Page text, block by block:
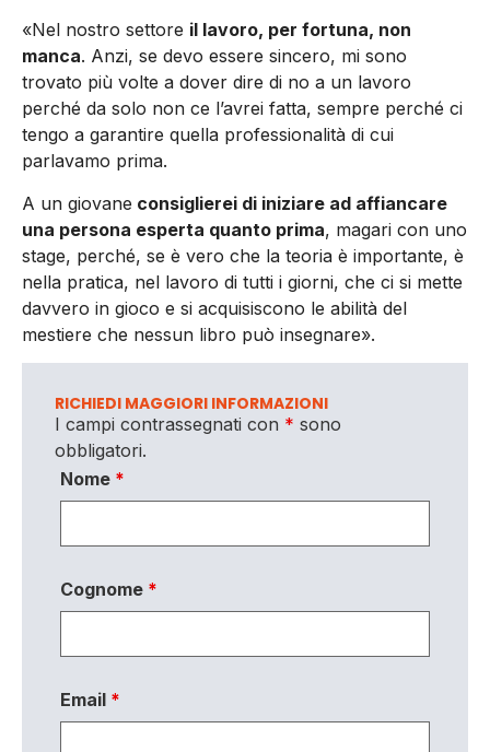
«Nel nostro settore il lavoro, per fortuna, non
manca. Anzi, se devo essere sincero, mi sono
trovato più volte a dover dire di no a un lavoro
perché da solo non ce l’avrei fatta, sempre perché ci
tengo a garantire quella professionalità di cui
parlavamo prima.
A un giovane consiglierei di iniziare ad affiancare
una persona esperta quanto prima, magari con uno
stage, perché, se è vero che la teoria è importante, è
nella pratica, nel lavoro di tutti i giorni, che ci si mette
davvero in gioco e si acquisiscono le abilità del
mestiere che nessun libro può insegnare».
RICHIEDI MAGGIORI INFORMAZIONI
I campi contrassegnati con * sono
obbligatori.
Nome *
Cognome *
Email *